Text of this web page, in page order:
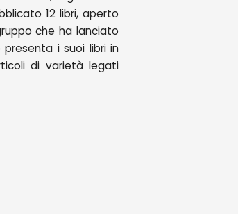
12 libri, aperto
che ha lanciato
i suoi libri in
di varietà legati